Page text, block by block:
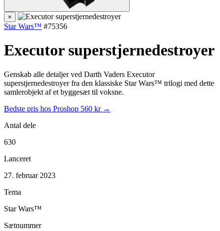
×
Star Wars™ #75356
Executor superstjernedestroyer
Genskab alle detaljer ved Darth Vaders Executor
superstjernedestroyer fra den klassiske Star Wars™ trilogi med dette
samlerobjekt af et byggesæt til voksne.
Bedste pris hos Proshop 560 kr →
Antal dele
630
Lanceret
27. februar 2023
Tema
Star Wars™
Sætnummer